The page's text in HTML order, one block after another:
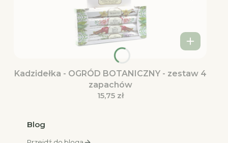
Kadzidełka - OGRÓD BOTANICZNY - zestaw 4
zapachów
Cena
15,75 zł
Blog